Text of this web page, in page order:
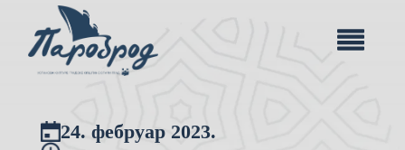
24. фебруар 2023.